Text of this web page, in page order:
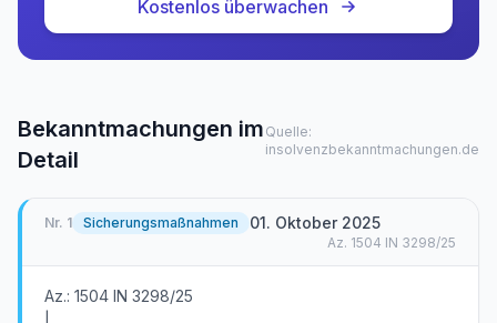
Kostenlos überwachen
Bekanntmachungen im
Detail
Quelle:
insolvenzbekanntmachungen.de
Nr. 1 Sicherungsmaßnahmen 01. Oktober 2025
Az. 1504 IN 3298/25
Az.: 1504 IN 3298/25